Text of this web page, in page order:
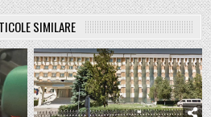
SIMILARE